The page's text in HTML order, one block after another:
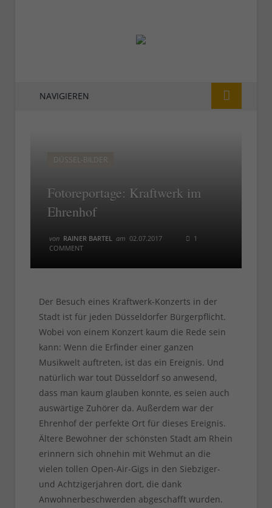
NAVIGIEREN
DÜSSEL-BILDER
Fotoreportage: Kraftwerk im
Ehrenhof
von RAINER BARTEL am 02.07.2017
1
COMMENT
Der Besuch eines Kraftwerk-Konzerts in der
Stadt ist für jeden Düsseldorfer Bürgerpflicht.
Wobei von einem Konzert kaum die Rede sein
kann: Wenn die Erfinder einer ganzen
Musikwelt auftreten, ist das ein Ereignis. Und
natürlich war tout Düsseldorf so anwesend,
dass man kaum glauben konnte, es seien auch
auswärtige Zuhörer da. Außerdem war der
Ehrenhof der perfekte Ort für dieses Ereignis.
Ältere Bewohner der schönsten Stadt am Rhein
erinnern sich ohnehin mit Wehmut an die
vielen tollen Open-Air-Gigs in den Siebziger-
und Achtzigerjahren dort, die dank
Anwohnerbeschwerden abgeschafft wurden.